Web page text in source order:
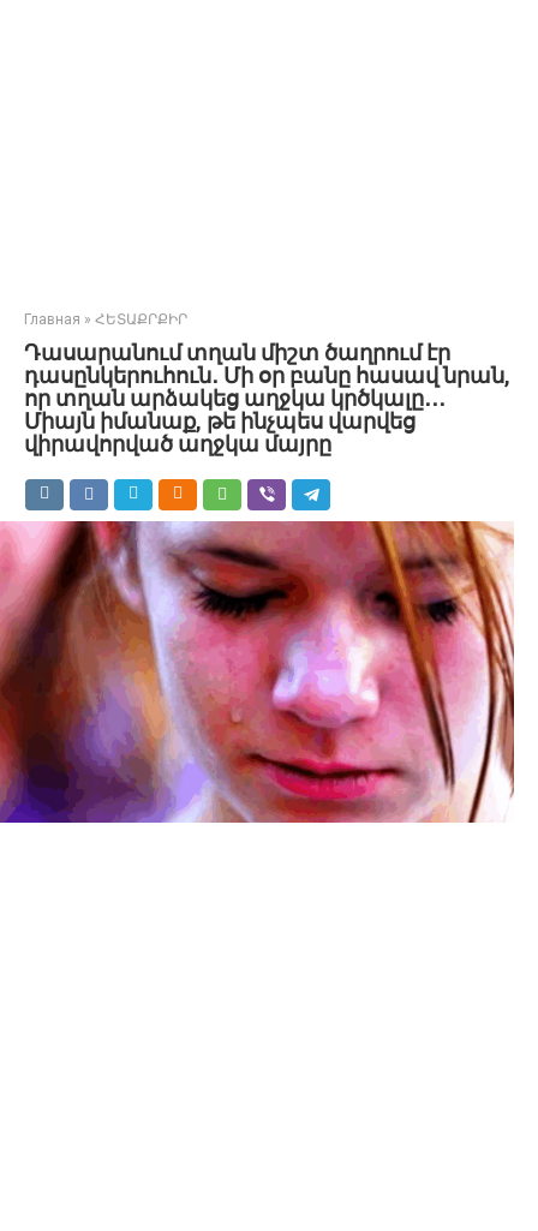
Главная » ՀԵՏԱՔՐՔԻՐ
Դասարանում տղան միշտ ծաղրում էր
դասընկերուհուն․ Մի օր բանը հասավ նրան,
որ տղան արձակեց աղջկա կրծկալը․․․
Միայն իմանաք, թե ինչպես վարվեց
վիրավորված աղջկա մայրը